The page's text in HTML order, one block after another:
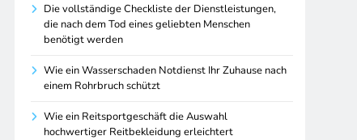
Die vollständige Checkliste der Dienstleistungen,
die nach dem Tod eines geliebten Menschen
benötigt werden
Wie ein Wasserschaden Notdienst Ihr Zuhause nach
einem Rohrbruch schützt
Wie ein Reitsportgeschäft die Auswahl
hochwertiger Reitbekleidung erleichtert